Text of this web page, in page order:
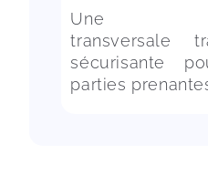
Une
transversale
sécurisante